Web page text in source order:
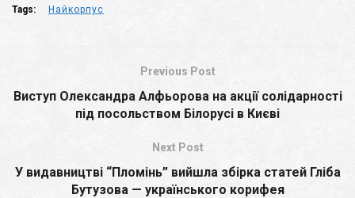
Tags: Найкорпус
Previous Post
Виступ Олександра Алфьорова на акції солідарності
під посольством Білорусі в Києві
Next Post
У видавництві “Пломінь” вийшла збірка статей Гліба
Бутузова — українського корифея